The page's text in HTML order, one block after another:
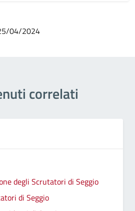
04/2024
correlati
degli Scrutatori di Seggio
di Seggio